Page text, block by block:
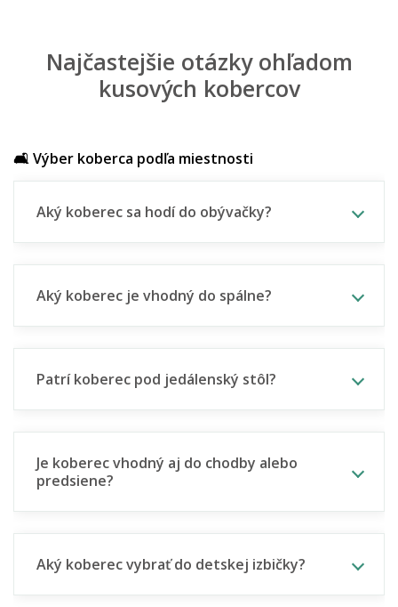
Najčastejšie otázky ohľadom
kusových kobercov
🛋️ Výber koberca podľa miestnosti
Aký koberec sa hodí do obývačky?
Aký koberec je vhodný do spálne?
Patrí koberec pod jedálenský stôl?
Je koberec vhodný aj do chodby alebo
predsiene?
Aký koberec vybrať do detskej izbičky?